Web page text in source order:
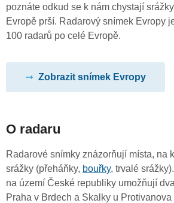
poznáte odkud se k nám chystají
Evropě prší. Radarový snímek Evropy
100 radarů po celé Evropě.
Zobrazit snímek Evropy
O radaru
Radarové snímky znázorňují místa, na
srážky (přeháňky, bouřky, trvalé
na území České republiky umožňují
Praha v Brdech a Skalky u